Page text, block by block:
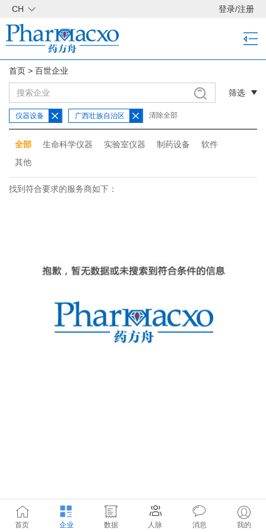
CH 登录/注册
首页 > 百世企业
筛选
仪器设备 广西壮族自治区 清除全部
全部 生命科学仪器 实验室仪器 制药设备
软件
其他
找到符合要求的服务商如下：
首页 企业 数据 人脉 消息 我的